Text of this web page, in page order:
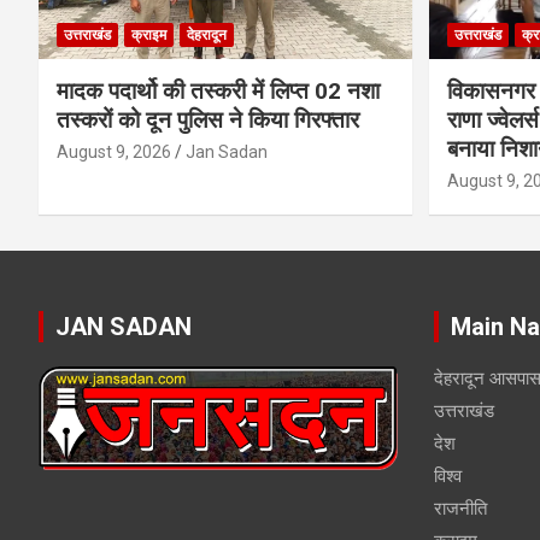
उत्तराखंड क्राइम देहरादून
मादक पदार्थो की तस्करी में लिप्त 02 नशा
तस्करों को दून पुलिस ने किया गिरफ्तार
August 9, 2026 Jan Sadan
उत्तराखंड
विकासनगर
राणा
बनाया
August 9,
JAN SADAN Main
देहरादून आसपास
उत्तराखंड
देश
विश्व
राजनीति